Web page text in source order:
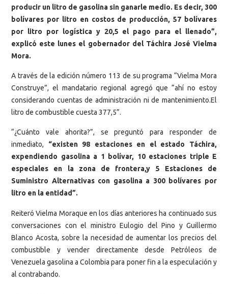
producir un litro de gasolina sin ganarle medio. Es decir, 300
bolívares por litro en costos de producción, 57 bolívares
por litro por logística y 20,5 el pago para el llenado”,
explicó este lunes el gobernador del Táchira José Vielma
Mora.
A través de la edición número 113 de su programa “Vielma Mora
Construye”, el mandatario regional agregó que “ahí no estoy
considerando cuentas de administración ni de mantenimiento.El
litro de combustible cuesta 377,5”.
“¿Cuánto vale ahorita?”, se preguntó para responder de
inmediato, “existen 98 estaciones en el estado Táchira,
expendiendo gasolina a 1 bolívar, 10 estaciones triple E
especiales en la zona de frontera,y 5 Estaciones de
Suministro Alternativas con gasolina a 300 bolívares por
litro en la entidad”.
Reiteró Vielma Moraque en los días anteriores ha continuado sus
conversaciones con el ministro Eulogio del Pino y Guillermo
Blanco Acosta, sobre la necesidad de aumentar los precios del
combustible y vender directamente desde Petróleos de
Venezuela gasolina a Colombia para poner fin a la especulación y
al contrabando.